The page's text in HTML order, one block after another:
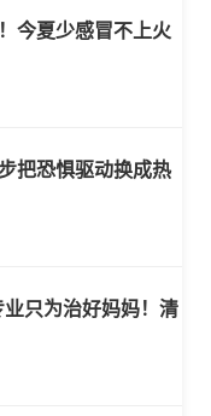
今夏少感冒不上火
把恐惧驱动换成热
只为治好妈妈！清